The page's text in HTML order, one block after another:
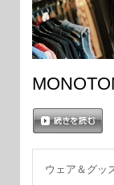
ウェア＆グッ